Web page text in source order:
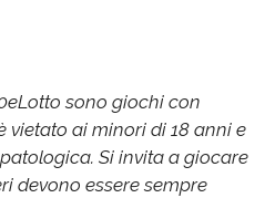
sono giochi con
vietato ai minori di 18 anni e
Si invita a giocare
devono essere sempre